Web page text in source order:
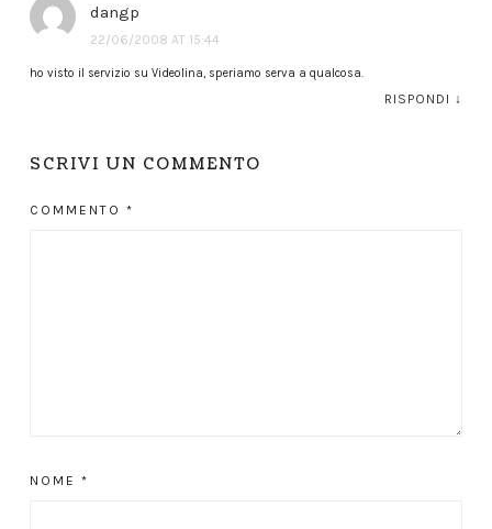
dangp
22/06/2008 AT 15:44
ho visto il servizio su Videolina, speriamo serva a qualcosa.
RISPONDI ↓
SCRIVI UN COMMENTO
COMMENTO *
NOME *